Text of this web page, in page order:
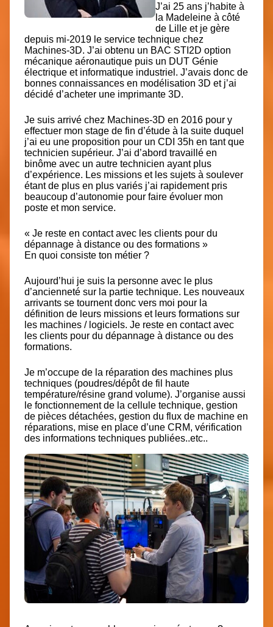
J’ai 25 ans j’habite à
la Madeleine à côté
de Lille et je gère
depuis mi-2019 le service technique chez
Machines-3D. J’ai obtenu un BAC STI2D option
mécanique aéronautique puis un DUT Génie
électrique et informatique industriel. J’avais donc de
bonnes connaissances en modélisation 3D et j’ai
décidé d’acheter une imprimante 3D.
Je suis arrivé chez Machines-3D en 2016 pour y
effectuer mon stage de fin d’étude à la suite duquel
j’ai eu une proposition pour un CDI 35h en tant que
technicien supérieur. J’ai d’abord travaillé en
binôme avec un autre technicien ayant plus
d’expérience. Les missions et les sujets à soulever
étant de plus en plus variés j’ai rapidement pris
beaucoup d’autonomie pour faire évoluer mon
poste et mon service.
« Je reste en contact avec les clients pour du
dépannage à distance ou des formations »
En quoi consiste ton métier ?
Aujourd’hui je suis la personne avec le plus
d’ancienneté sur la partie technique. Les nouveaux
arrivants se tournent donc vers moi pour la
définition de leurs missions et leurs formations sur
les machines / logiciels. Je reste en contact avec
les clients pour du dépannage à distance ou des
formations.
Je m’occupe de la réparation des machines plus
techniques (poudres/dépôt de fil haute
température/résine grand volume). J’organise aussi
le fonctionnement de la cellule technique, gestion
de pièces détachées, gestion du flux de machine en
réparations, mise en place d’une CRM, vérification
des informations techniques publiées..etc..